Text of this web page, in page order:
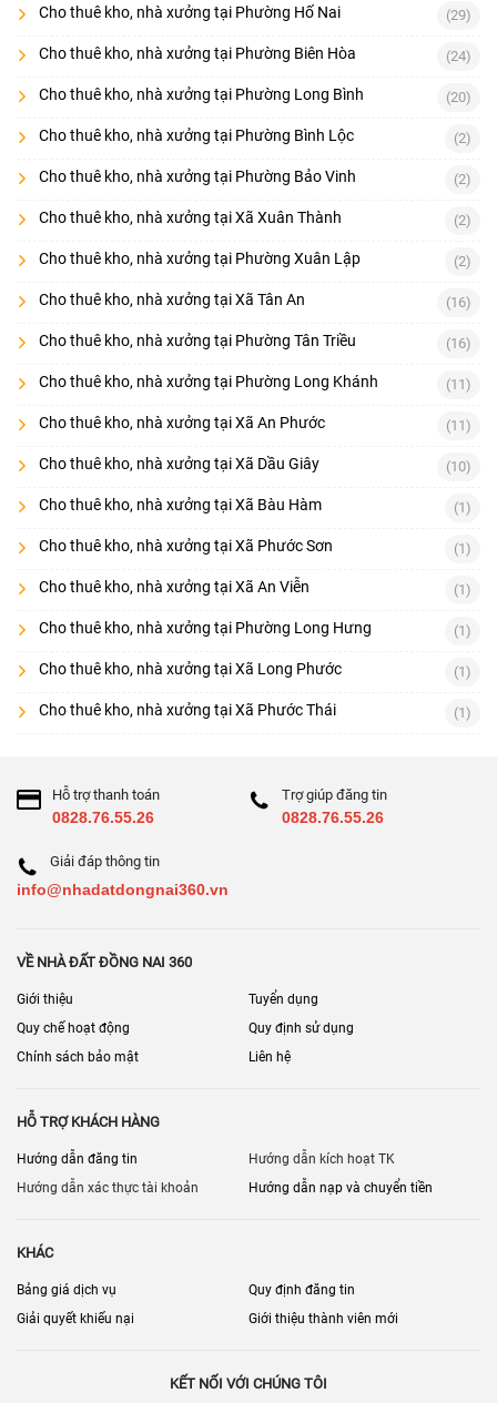
Cho thuê kho, nhà xưởng tại Phường Hố Nai (29)
Cho thuê kho, nhà xưởng tại Phường Biên Hòa (24)
Cho thuê kho, nhà xưởng tại Phường Long Bình (20)
Cho thuê kho, nhà xưởng tại Phường Bình Lộc (2)
Cho thuê kho, nhà xưởng tại Phường Bảo Vinh (2)
Cho thuê kho, nhà xưởng tại Xã Xuân Thành (2)
Cho thuê kho, nhà xưởng tại Phường Xuân Lập (2)
Cho thuê kho, nhà xưởng tại Xã Tân An (16)
Cho thuê kho, nhà xưởng tại Phường Tân Triều (16)
Cho thuê kho, nhà xưởng tại Phường Long Khánh (11)
Cho thuê kho, nhà xưởng tại Xã An Phước (11)
Cho thuê kho, nhà xưởng tại Xã Dầu Giây (10)
Cho thuê kho, nhà xưởng tại Xã Bàu Hàm (1)
Cho thuê kho, nhà xưởng tại Xã Phước Sơn (1)
Cho thuê kho, nhà xưởng tại Xã An Viễn (1)
Cho thuê kho, nhà xưởng tại Phường Long Hưng (1)
Cho thuê kho, nhà xưởng tại Xã Long Phước (1)
Cho thuê kho, nhà xưởng tại Xã Phước Thái (1)
Hỗ trợ thanh toán
0828.76.55.26
Trợ giúp đăng tin
0828.76.55.26
Giải đáp thông tin
info@nhadatdongnai360.vn
VỀ NHÀ ĐẤT ĐỒNG NAI 360
Giới thiệu
Tuyển dụng
Quy chế hoạt động
Quy định sử dụng
Chính sách bảo mật
Liên hệ
HỖ TRỢ KHÁCH HÀNG
Hướng dẫn đăng tin
Hướng dẫn kích hoạt TK
Hướng dẫn xác thực tài khoản
Hướng dẫn nạp và chuyển tiền
KHÁC
Bảng giá dịch vụ
Quy định đăng tin
Giải quyết khiếu nại
Giới thiệu thành viên mới
KẾT NỐI VỚI CHÚNG TÔI